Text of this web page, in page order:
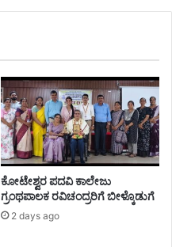
ಕೋಟೇಶ್ವರ ಪದವಿ ಕಾಲೇಜು
ಗ್ರಂಥಪಾಲಕ ರವಿಚಂದ್ರರಿಗೆ ಬೀಳ್ಕೊಡುಗೆ
2 days ago